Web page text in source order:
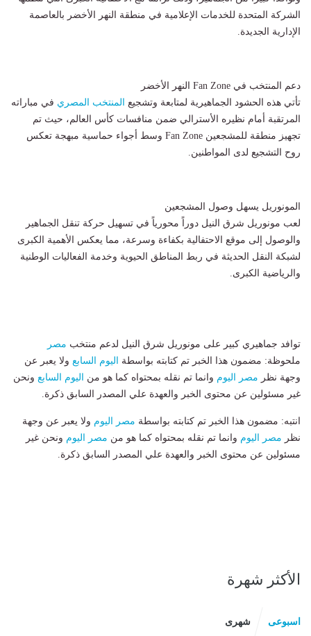
الشركة المتحدة للخدمات الإعلامية في منطقة النهر الأخضر بالعاصمة
الإدارية الجديدة.
​دعم المنتخب في Fan Zone النهر الأخضر
​تأتي هذه الحشود الجماهيرية لمتابعة وتشجيع
المنتخب المصري في مباراته
المرتقبة أمام نظيره الأسترالي ضمن منافسات كأس العالم، حيث تم
تجهيز منطقة للمشجعين Fan Zone وسط أجواء حماسية مبهجة تعكس
روح التشجيع لدى المواطنين.
​المونوريل يسهل وصول المشجعين
​لعب مونوريل شرق النيل دوراً محورياً في تسهيل حركة تنقل الجماهير
والوصول إلى موقع الاحتفالية بكفاءة وسرعة، مما يعكس الأهمية الكبرى
لشبكة النقل الحديثة في ربط المناطق الحيوية وخدمة الفعاليات الوطنية
والرياضية الكبرى.
​توافد جماهيري كبير على مونوريل شرق النيل لدعم منتخب مصر
ملحوظة: مضمون هذا الخبر تم كتابته بواسطة
اليوم السابع ولا يعبر عن
وجهة نظر مصر اليوم وانما تم نقله بمحتواه كما هو من اليوم السابع ونحن
غير مسئولين عن محتوى الخبر والعهدة علي المصدر السابق ذكرة.
انتبه: مضمون هذا الخبر تم كتابته بواسطة مصر اليوم ولا يعبر عن وجهة
نظر مصر اليوم وانما تم نقله بمحتواه كما هو من مصر اليوم ونحن غير
مسئولين عن محتوى الخبر والعهدة علي المصدر السابق ذكرة.
الأكثر شهرة
اسبوعى شهرى